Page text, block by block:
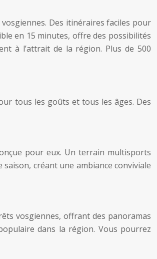
Des itinéraires faciles pour
en 15 minutes, offre des possibilités
à l’attrait de la région. Plus de 500
tous les goûts et tous les âges. Des
pour eux. Un terrain multisports
créant une ambiance conviviale
vosgiennes, offrant des panoramas
dans la région. Vous pourrez